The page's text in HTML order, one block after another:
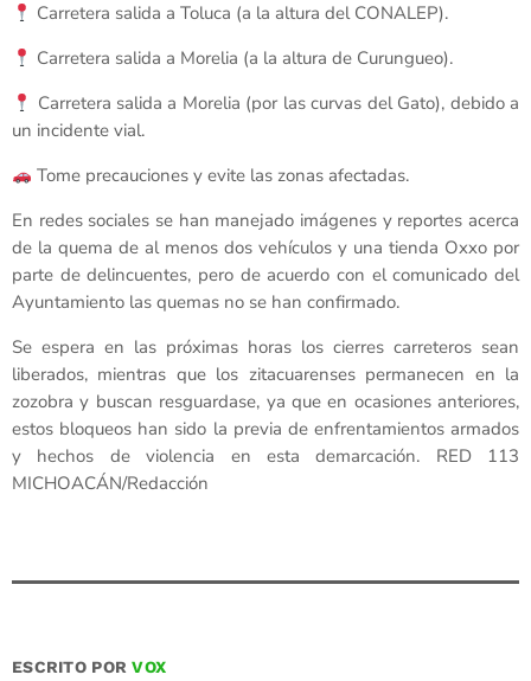
Carretera salida a Toluca (a la altura del CONALEP).
Carretera salida a Morelia (a la altura de Curungueo).
Carretera salida a Morelia (por las curvas del Gato), debido a
un incidente vial.
Tome precauciones y evite las zonas afectadas.
En redes sociales se han manejado imágenes y reportes acerca
de la quema de al menos dos vehículos y una tienda Oxxo por
parte de delincuentes, pero de acuerdo con el comunicado del
Ayuntamiento las quemas no se han confirmado.
Se espera en las próximas horas los cierres carreteros sean
liberados, mientras que los zitacuarenses permanecen en la
zozobra y buscan resguardase, ya que en ocasiones anteriores,
estos bloqueos han sido la previa de enfrentamientos armados
y hechos de violencia en esta demarcación. RED 113
MICHOACÁN/Redacción
ESCRITO PORVOX